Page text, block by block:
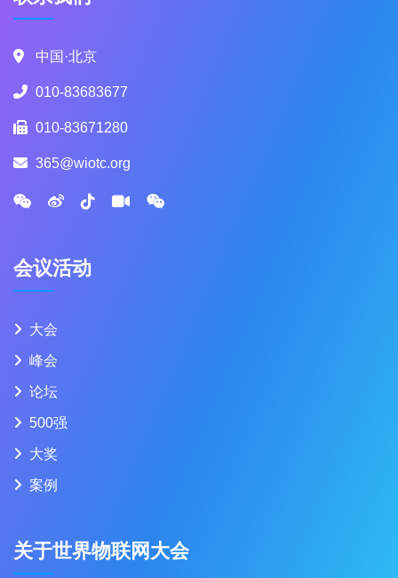
中国·北京
010-83683677
010-83671280
365@wiotc.org
会议活动
大会
峰会
论坛
500强
大奖
案例
关于世界物联网大会